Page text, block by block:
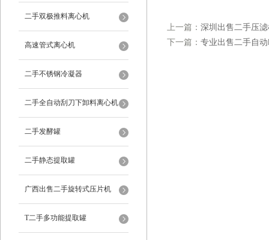
二手双极推料离心机
高速管式离心机
二手不锈钢冷凝器
二手全自动刮刀下卸料离心机
二手发酵罐
二手静态提取罐
广西出售二手旋转式压片机
T二手多功能提取罐
上一篇： 深圳出售二手压
下一篇： 专业出售二手自